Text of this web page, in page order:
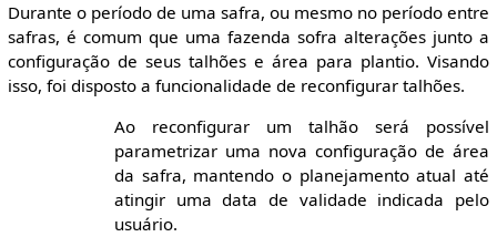
Durante o período de uma safra, ou mesmo no período entre
safras, é comum que uma fazenda sofra alterações junto a
configuração de seus talhões e área para plantio. Visando
isso, foi disposto a funcionalidade de reconfigurar talhões.
Ao reconfigurar um talhão será possível
parametrizar uma nova configuração de área
da safra, mantendo o planejamento atual até
atingir uma data de validade indicada pelo
usuário.